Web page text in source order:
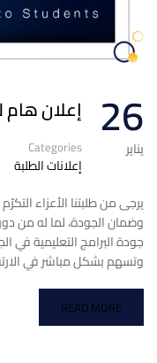
26
يناير
إعلان هام
Categories
إعلانات الطلبة
يرجى من طلبتنا الأعزاء
وضمان الجودة، لما له من
جودة البرامج التعليمية
وتسهم بشكل مباشر في
READ MORE